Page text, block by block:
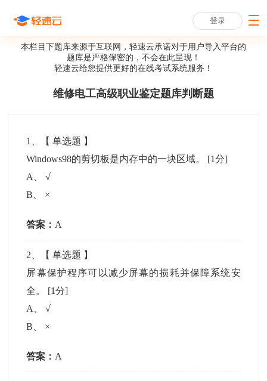
登录
本栏目下题库来源于互联网，轻速云承诺对于用户导入平台的
题库是严格保密的，不会在此呈现！
轻速云给您提供更好的在线考试系统服务！
维修电工高级职业鉴定题库判断题
1 、【单选题 】
Windows98的剪切板是内存中的一块区域。 [1分]
A
、√
B
×
答案： A
2 、【单选题 】
屏幕保护程序可以减少屏幕的损耗并保障系统安
全。 [1分]
A
、√
B
×
答案： A